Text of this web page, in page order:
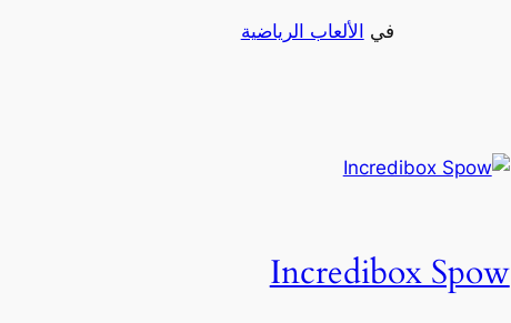
في الألعاب الرياضية
Incredibox Spow